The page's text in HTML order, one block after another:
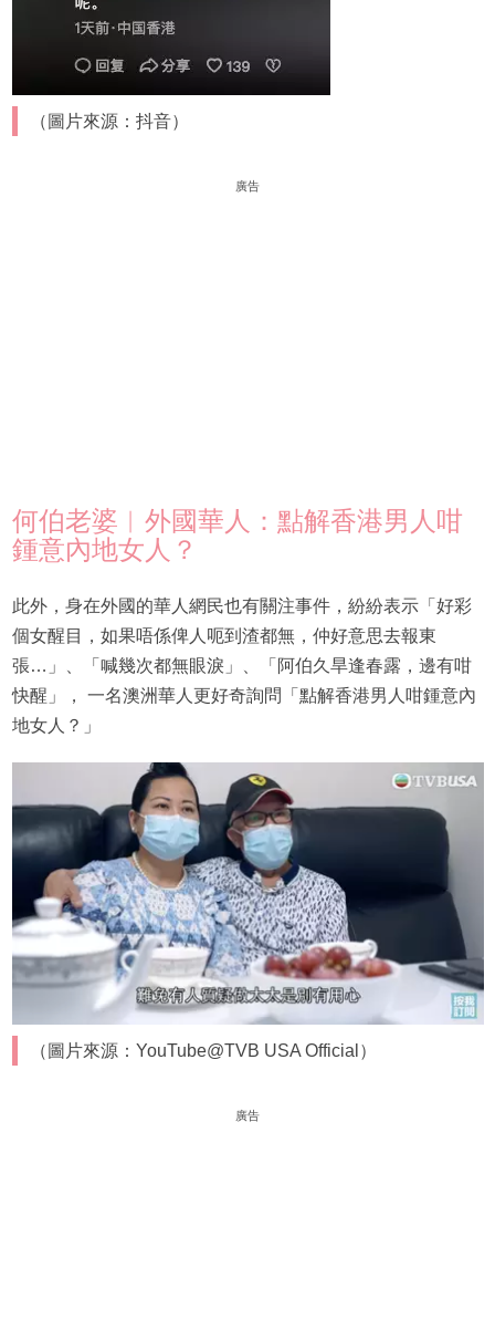
（圖片來源：抖音）
廣告
何伯老婆︳外國華人：點解香港男人咁
鍾意內地女人？
此外，身在外國的華人網民也有關注事件，紛紛表示「好彩
個女醒目，如果唔係俾人呃到渣都無，仲好意思去報東
張…」、「喊幾次都無眼淚」、「阿伯久旱逢春露，邊有咁
快醒」， 一名澳洲華人更好奇詢問「點解香港男人咁鍾意內
地女人？」
（圖片來源：YouTube@TVB USA Official）
廣告